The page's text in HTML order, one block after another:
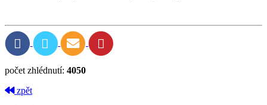
počet zhlédnutí: 4050
zpět